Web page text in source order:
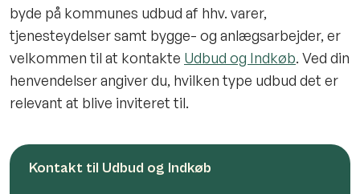
byde på kommunes udbud af hhv. varer,
tjenesteydelser samt bygge- og anlægsarbejder, er
velkommen til at kontakte Udbud og Indkøb. Ved din
henvendelser angiver du, hvilken type udbud det er
relevant at blive inviteret til.
Kontakt til Udbud og Indkøb